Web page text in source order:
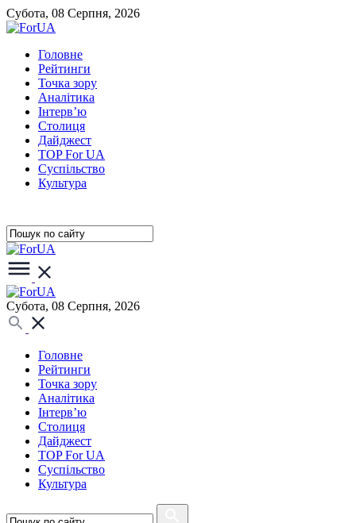
Субота, 08 Серпня, 2026
Головне
Рейтинги
Точка зору
Аналітика
Інтерв’ю
Столиця
Дайджест
TOP For UA
Суспiльство
Культура
Субота, 08 Серпня, 2026
Головне
Рейтинги
Точка зору
Аналітика
Інтерв’ю
Столиця
Дайджест
TOP For UA
Суспiльство
Культура